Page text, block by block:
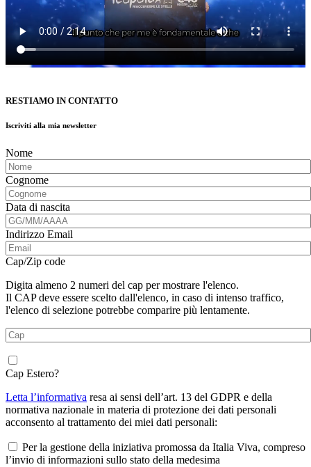
RESTIAMO IN CONTATTO
Iscriviti alla mia newsletter
Nome
Cognome
Data di nascita
Indirizzo Email
Cap/Zip code
Digita almeno 2 numeri del cap per mostrare l'elenco.
Il CAP deve essere scelto dall'elenco, in caso di intenso traffico,
l'elenco di selezione potrebbe comparire più lentamente.
Cap Estero?
Letta l’informativa resa ai sensi dell’art. 13 del GDPR e della
normativa nazionale in materia di protezione dei dati personali
acconsento al trattamento dei miei dati personali:
Per la gestione della iniziativa promossa da Italia Viva, compreso
l’invio di informazioni sullo stato della medesima